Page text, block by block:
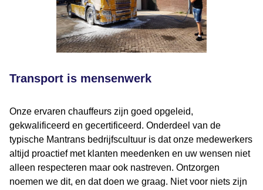
Transport is mensenwerk
Onze ervaren chauffeurs zijn goed opgeleid,
gekwalificeerd en gecertificeerd. Onderdeel van de
typische Mantrans bedrijfscultuur is dat onze medewerkers
altijd proactief met klanten meedenken en uw wensen niet
alleen respecteren maar ook nastreven. Ontzorgen
noemen we dit, en dat doen we graag. Niet voor niets zijn